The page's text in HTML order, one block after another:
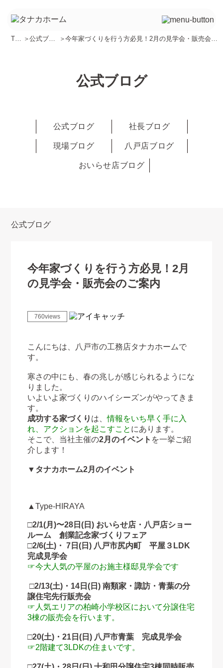
TO
＞公式ブロ
＞今年家づくりを行う方必見！2月の見学会・販売会の
公式ブログ
公式ブログ 社長ブログ
現場ブログ 八戸店ブログ
おいらせ店ブログ
公式ブログ
今年家づくりを行う方必見！2月
の見学会・販売会のご案内
760views
こんにちは、八戸市の工務店タナカホームで
す。
寒さの中にも、春の兆しが感じられるようにな
りました。
いよいよ家づくりのハイシーズンがやってきま
す。
成功する家づくり は、情報をいち早く手に入
れ、アクションを起こすこと にあります。
そこで、当社主催の2月のイベント を一挙ご紹
介します！
▼タナカホーム2月のイベント
▲Type-HIRAYA
□2/1(月)〜28日(日) おいらせ店・八戸店ショー
ルーム 創業記念家づくりフェア
□2/6(土)・ 7日(日) 八戸市尻内町 平屋３LDK
完成見学会
☞今大人気の平屋のお施主様邸見学会です
□2/13(土)・14日(日) 南類家・諏訪・青葉の分
譲住宅先行販売会
☞人気エリアの柏崎小学校区において分譲住宅
3棟の販売会を行います。
□20(土)・21日(日) 八戸市青葉 完成見学会
☞2階建て3LDKの住まいです。